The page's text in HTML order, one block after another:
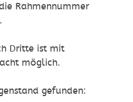
Rahmennummer
Dritte ist mit
möglich.
gefunden: